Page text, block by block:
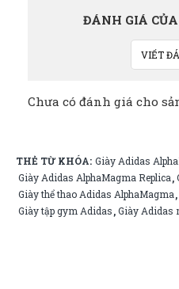
ĐÁNH GIÁ
VIẾT
Chưa có đánh giá cho
THẺ TỪ KHÓA: Giày Adidas
Giày Adidas AlphaMagma Replica,
Giày thể thao Adidas AlphaMagma,
Giày tập gym Adidas,Giày Adidas